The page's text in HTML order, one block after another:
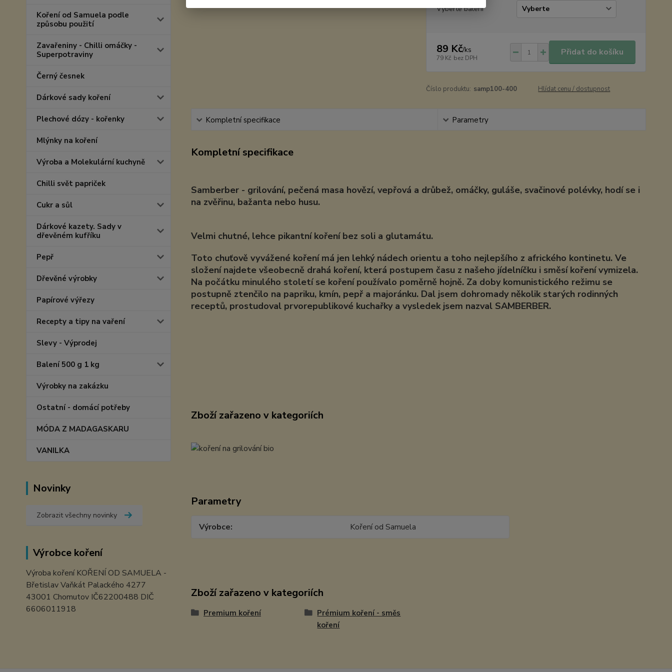
Koření od Samuela podle
způsobu použití
Zavařeniny - Chilli omáčky -
Superpotraviny
Černý česnek
Dárkové sady koření
Plechové dózy - kořenky
Mlýnky na koření
Výroba a Molekulární kuchyně
Chilli svět papriček
Cukr a sůl
Dárkové kazety. Sady v
dřevěném kufříku
Pepř
Dřevěné výrobky
Papírové výřezy
Recepty a tipy na vaření
Slevy - Výprodej
Balení 500 g 1 kg
Výrobky na zakázku
Ostatní - domácí potřeby
MÓDA Z MADAGASKARU
VANILKA
Novinky
Zobrazit všechny novinky
Výrobce koření
Výroba koření KOŘENÍ OD SAMUELA -
Břetislav Vaňkát Palackého 4277
43001 Chomutov IČ62200488 DIČ
6606011918
Vyberte balení
89 Kč/ks
79 Kč bez DPH
Přidat do košíku
Číslo produktu: samp100-400 Hlídat cenu / dostupnost
Kompletní specifikace Parametry
Kompletní specifikace
Samberber - grilování, pečená masa hovězí, vepřová a drůbež, omáčky, guláše, svačinové polévky, hodí se i
na zvěřinu, bažanta nebo husu.
Velmi chutné, lehce pikantní koření bez soli a glutamátu.
Toto chuťově vyvážené koření má jen lehký nádech orientu a toho nejlepšího z afrického kontinetu. Ve
složení najdete všeobecně drahá koření, která postupem času z našeho jídelníčku i směsí koření vymizela.
Na počátku minulého století se koření používalo poměrně hojně. Za doby komunistického režimu se
postupně ztenčilo na papriku, kmín, pepř a majoránku. Dal jsem dohromady několik starých rodinných
receptů, prostudoval prvorepublikové kuchařky a vysledek jsem nazval SAMBERBER.
Zboží zařazeno v kategoriích
Parametry
Výrobce Koření od Samuela
Zboží zařazeno v kategoriích
Premium koření
Prémium koření - směs
koření